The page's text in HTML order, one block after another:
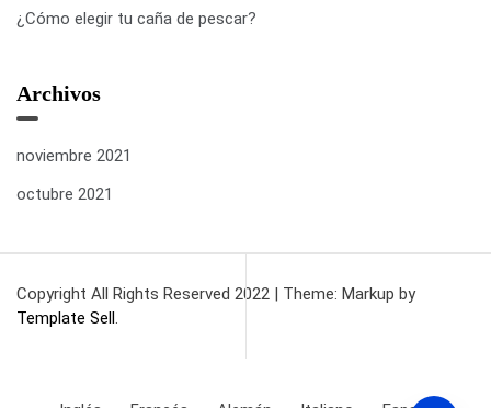
¿Cómo elegir tu caña de pescar?
Archivos
noviembre 2021
octubre 2021
Copyright All Rights Reserved 2022 | Theme: Markup by
Template Sell